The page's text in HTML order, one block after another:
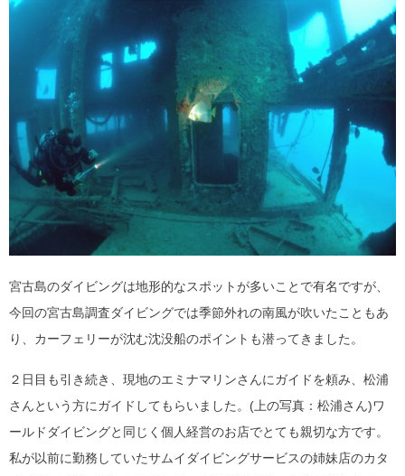
宮古島のダイビングは地形的なスポットが多いことで有名ですが、
今回の宮古島調査ダイビングでは季節外れの南風が吹いたこともあ
り、カーフェリーが沈む沈没船のポイントも潜ってきました。
２日目も引き続き、現地のエミナマリンさんにガイドを頼み、松浦
さんという方にガイドしてもらいました。(上の写真：松浦さん)ワ
ールドダイビングと同じく個人経営のお店でとても親切な方です。
私が以前に勤務していたサムイダイビングサービスの姉妹店のカタ